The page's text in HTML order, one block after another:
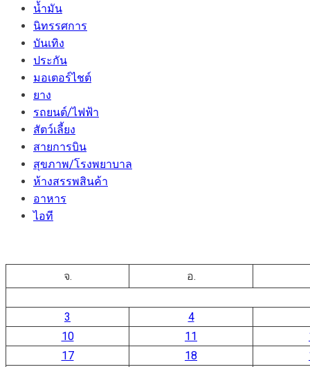
น้ำมัน
นิทรรศการ
บันเทิง
ประกัน
มอเตอร์ไชต์
ยาง
รถยนต์/ไฟฟ้า
สัตว์เลี้ยง
สายการบิน
สุขภาพ/โรงพยาบาล
ห้างสรรพสินค้า
อาหาร
ไอที
จ. อ.
3
4
10
11
17
18